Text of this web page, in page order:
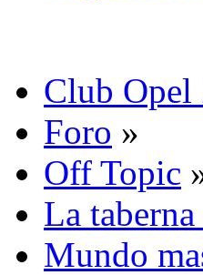
Club Opel
Foro »
Off Topic
La
Mundo